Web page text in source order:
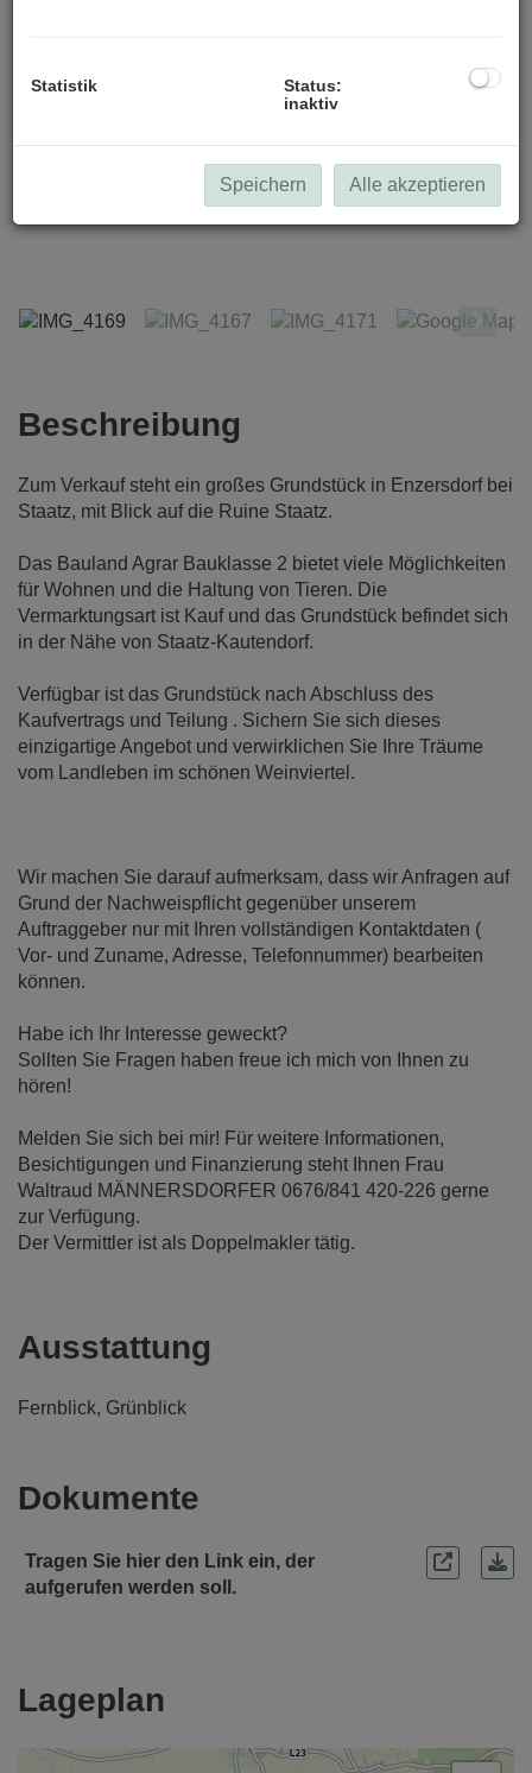
Beschreibung
Zum Verkauf steht ein großes Grundstück in Enzersdorf bei
Staatz, mit Blick auf die Ruine Staatz.
Das Bauland Agrar Bauklasse 2 bietet viele Möglichkeiten
für Wohnen und die Haltung von Tieren. Die
Vermarktungsart ist Kauf und das Grundstück befindet sich
in der Nähe von Staatz-Kautendorf.
Verfügbar ist das Grundstück nach Abschluss des
Kaufvertrags und Teilung . Sichern Sie sich dieses
einzigartige Angebot und verwirklichen Sie Ihre Träume
vom Landleben im schönen Weinviertel.
Wir machen Sie darauf aufmerksam, dass wir Anfragen auf
Grund der Nachweispflicht gegenüber unserem
Auftraggeber nur mit Ihren vollständigen Kontaktdaten (
Vor- und Zuname, Adresse, Telefonnummer) bearbeiten
können.
Habe ich Ihr Interesse geweckt?
Sollten Sie Fragen haben freue ich mich von Ihnen zu
hören!
Melden Sie sich bei mir! Für weitere Informationen,
Besichtigungen und Finanzierung steht Ihnen Frau
Waltraud MÄNNERSDORFER 0676/841 420-226 gerne
zur Verfügung.
Der Vermittler ist als Doppelmakler tätig.
Ausstattung
Fernblick Grünblick
Dokumente
Tragen Sie hier den Link ein, der
aufgerufen werden soll.
Lageplan
Statistik
Status:
inaktiv
Speichern Alle akzeptieren